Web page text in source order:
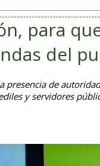
para
del
presencia de
y servidores